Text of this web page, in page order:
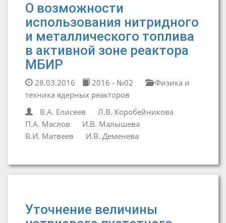
О возможности
использования нитридного
и металлического топлива
в активной зоне реактора
МБИР
28.03.2016 2016 - №02
Физика и
техника ядерных реакторов
В.А. Елисеев
Л.В. Коробейникова
П.А. Маслов
И.В. Малышева
В.И. Матвеев
И.В. Деменева
Уточнение величины